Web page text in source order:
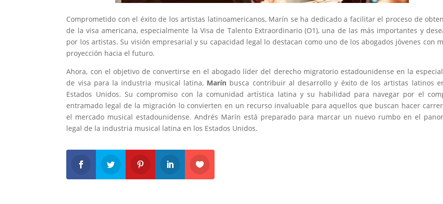
Comprometido con el éxito de los artistas latinoamericanos, Marín se ha dedicado a facilitar el proceso de
de la visa americana, especialmente la Visa de Talento Extraordinario (O1), una de las más importantes y
por los artistas. Su visión empresarial y su capacidad legal lo destacan como uno de los abogados jóvenes con
proyección hacia el futuro.
Ahora, con el objetivo de convertirse en el abogado líder del derecho migratorio estadounidense en la
de visa para la industria musical latina, Marín busca contribuir al desarrollo y éxito de los artistas latinos
Estados Unidos. Su compromiso con la comunidad artística latina y su habilidad para navegar por el
entramado legal de la migración lo convierten en un recurso invaluable para aquellos que buscan hacer
el mercado musical estadounidense. Andrés Marín está preparado para marcar un nuevo rumbo en el
legal de la industria musical latina en los Estados Unidos.